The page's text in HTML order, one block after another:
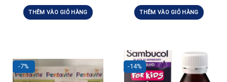
THÊM VÀO GIỎ HÀNG THÊM VÀO GIỎ HÀNG
-7% -14%